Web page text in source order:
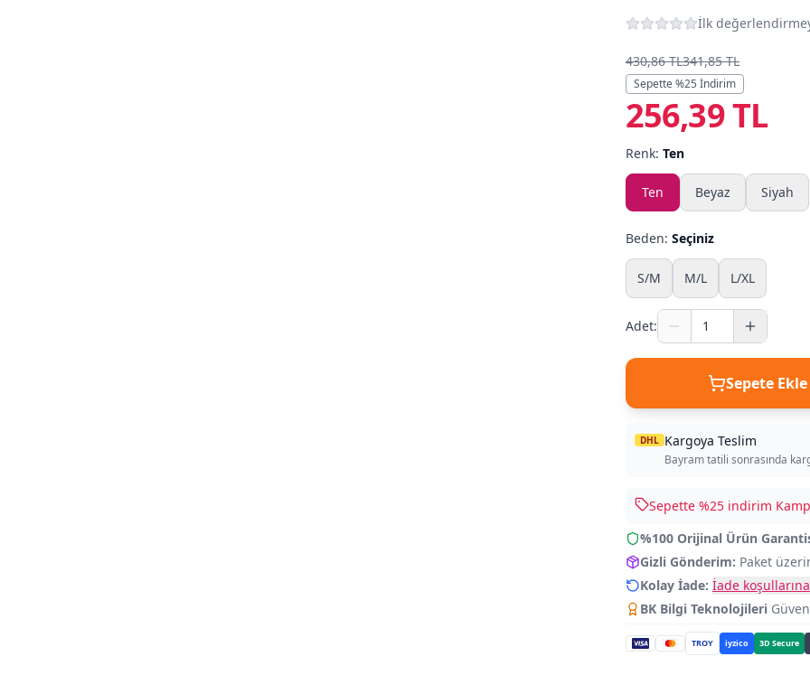
İlk
430,86 TL341,85 TL
Sepette %25 İndirim
256,39 TL
Renk: Ten
Ten Beyaz Siyah
Beden: Seçiniz
S/M M/L L/XL
Adet:
Sepete Ekle
DHL Kargoya Teslim
Bayram tatili sonrasında
Sepette %25 indirim
%100 Orijinal Ürün
Gizli Gönderim: Paket
Kolay İade: İade koşullarına
BK Bilgi Teknolojileri
TROY iyzico 3D Secure